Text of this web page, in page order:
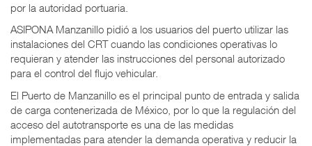
por la autoridad portuaria.
ASIPONA Manzanillo pidió a los usuarios del puerto utilizar las
instalaciones del CRT cuando las condiciones operativas lo
requieran y atender las instrucciones del personal autorizado
para el control del flujo vehicular.
El Puerto de Manzanillo es el principal punto de entrada y salida
de carga contenerizada de México, por lo que la regulación del
acceso del autotransporte es una de las medidas
implementadas para atender la demanda operativa y reducir la